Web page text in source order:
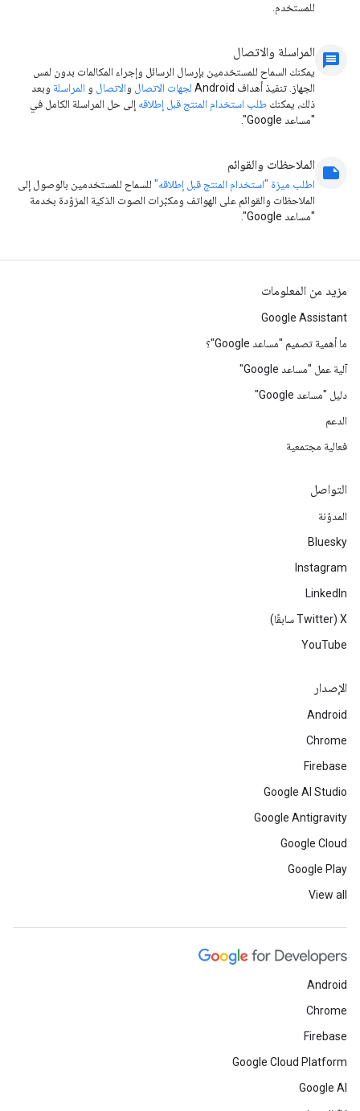
للمستخدم.
message المراسلة والاتصال
يمكنك السماح للمستخدمين بإرسال الرسائل وإجراء المكالمات بدون لمس
الجهاز. تنفيذ أهداف Android
لجهات الاتصال والاتصال و المراسلة وبعد
ذلك، يمكنك طلب استخدام المنتج قبل إطلاقه إلى حل المراسلة الكامل في
"مساعد Google".
note الملاحظات والقوائم
اطلب ميزة "استخدام المنتج قبل إطلاقه" للسماح للمستخدمين بالوصول إلى
الملاحظات والقوائم على الهواتف ومكبّرات الصوت الذكية المزوّدة بخدمة
"مساعد Google".
مزيد من المعلومات
Google Assistant
ما أهمية تصميم "مساعد Google"؟
آلية عمل "مساعد Google"
دليل "مساعد Google"
الدعم
فعالية مجتمعية
التواصل
المدوّنة
Bluesky
Instagram
LinkedIn
‫X ‏(Twitter سابقًا)
YouTube
الإصدار
Android
Chrome
Firebase
Google AI Studio
Google Antigravity
Google Cloud
Google Play
View all
Android
Chrome
Firebase
Google Cloud Platform
Google AI